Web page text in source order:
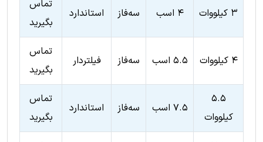
۳ کیلووات ۴ اسب سه‌فاز استاندارد
تماس
بگیرید
۴ کیلووات ۵.۵ اسب سه‌فاز فیلتردار
تماس
بگیرید
۵.۵
کیلووات
۷.۵ اسب سه‌فاز استاندارد
تماس
بگیرید